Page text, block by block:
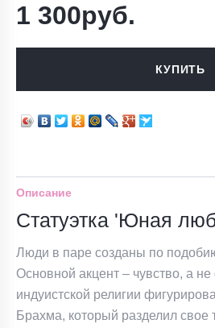
1 300руб.
КУПИТЬ
Описание
Статуэтка 'Юная
Люди в паре созданы по
Основной акцент – чувство, а не
индуистской религии
Брахма, который разделил свое